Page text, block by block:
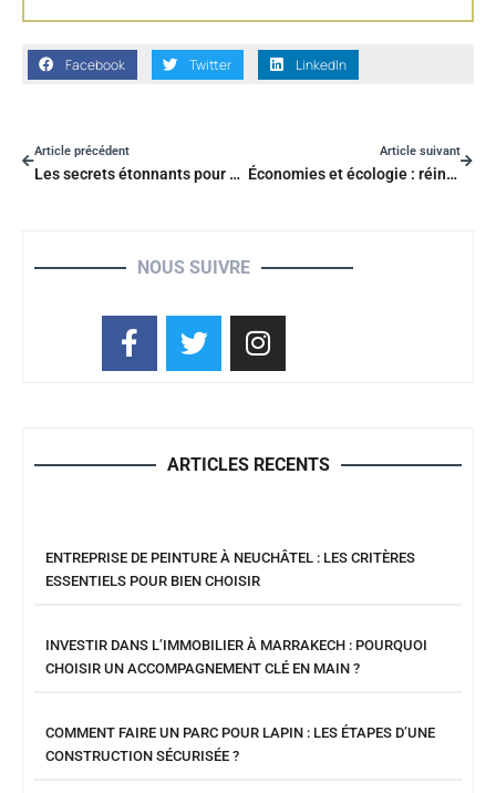
Facebook Twitter LinkedIn
Article précédent
Les secrets étonnants pour éliminer efficacement les mites alimentaires
Article suivant
Économies et écologie : réinventez votre intérieur avec Ikea seconde vie
NOUS SUIVRE
ARTICLES RECENTS
ENTREPRISE DE PEINTURE À NEUCHÂTEL : LES CRITÈRES
ESSENTIELS POUR BIEN CHOISIR
INVESTIR DANS L’IMMOBILIER À MARRAKECH : POURQUOI
CHOISIR UN ACCOMPAGNEMENT CLÉ EN MAIN ?
COMMENT FAIRE UN PARC POUR LAPIN : LES ÉTAPES D’UNE
CONSTRUCTION SÉCURISÉE ?